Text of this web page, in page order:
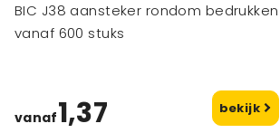
BIC J38 aansteker rondom bedrukken
vanaf 600 stuks
vanaf1,37 bekijk